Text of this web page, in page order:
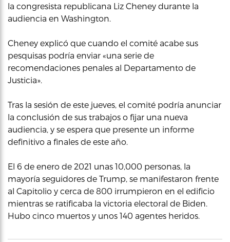
la congresista republicana Liz Cheney durante la
audiencia en Washington.
Cheney explicó que cuando el comité acabe sus
pesquisas podría enviar «una serie de
recomendaciones penales al Departamento de
Justicia».
Tras la sesión de este jueves, el comité podría anunciar
la conclusión de sus trabajos o fijar una nueva
audiencia, y se espera que presente un informe
definitivo a finales de este año.
El 6 de enero de 2021 unas 10,000 personas, la
mayoría seguidores de Trump, se manifestaron frente
al Capitolio y cerca de 800 irrumpieron en el edificio
mientras se ratificaba la victoria electoral de Biden.
Hubo cinco muertos y unos 140 agentes heridos.